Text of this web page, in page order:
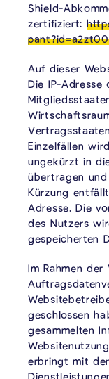
Shield-
zertifiziert:
Auf dieser
Die IP-
Einzelfällen
ungekürzt in
übertragen
Kürzung
Adresse. Die
des Nutzers
gespeicherten
Im Rahmen der
geschlossen
gesammelten
erbringt mit